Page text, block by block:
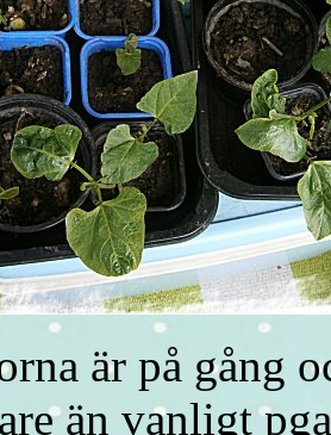
är på gång
än vanligt